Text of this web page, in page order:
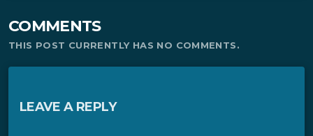
COMMENTS
THIS POST CURRENTLY HAS NO COMMENTS.
LEAVE A REPLY